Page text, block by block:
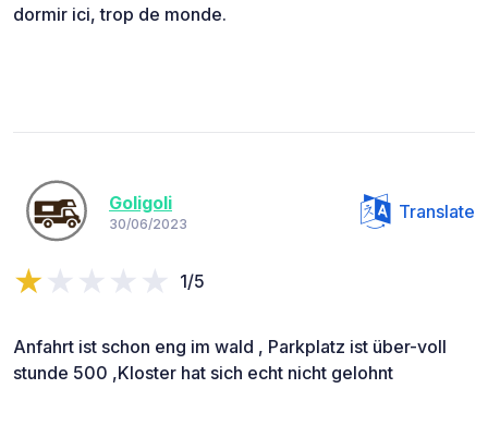
dormir ici, trop de monde.
Goligoli
30/06/2023
Translate
1/5
Anfahrt ist schon eng im wald , Parkplatz ist über-voll
stunde 500 ,Kloster hat sich echt nicht gelohnt